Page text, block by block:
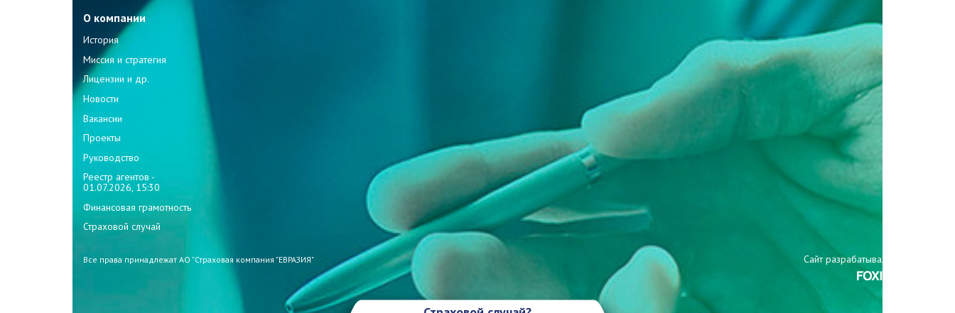
О компании
История
Миссия и стратегия
Лицензии и др.
Новости
Вакансии
Проекты
Руководство
Реестр агентов -
01.07.2026, 15:30
Финансовая грамотность
Страховой случай
Все права принадлежат АО "Страховая компания "ЕВРАЗИЯ" Сайт разрабатывали: